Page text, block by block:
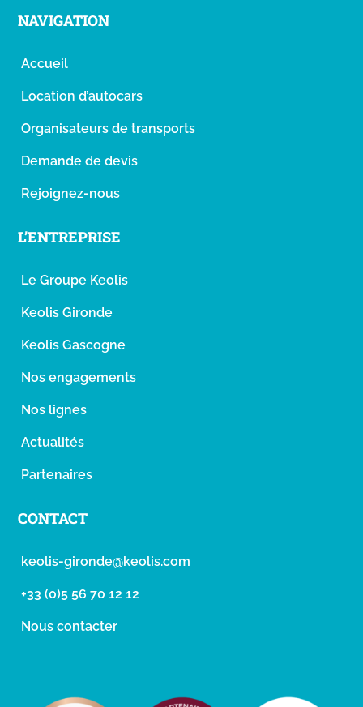
NAVIGATION
Accueil
Location d’autocars
Organisateurs de transports
Demande de devis
Rejoignez-nous
L’ENTREPRISE
Le Groupe Keolis
Keolis Gironde
Keolis Gascogne
Nos engagements
Nos lignes
Actualités
Partenaires
CONTACT
keolis-gironde@keolis.com
+33 (0)5 56 70 12 12
Nous contacter